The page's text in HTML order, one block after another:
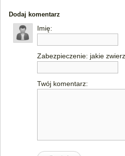
Dodaj komentarz
Imię:
Zabezpieczenie: jakie
Twój komentarz: